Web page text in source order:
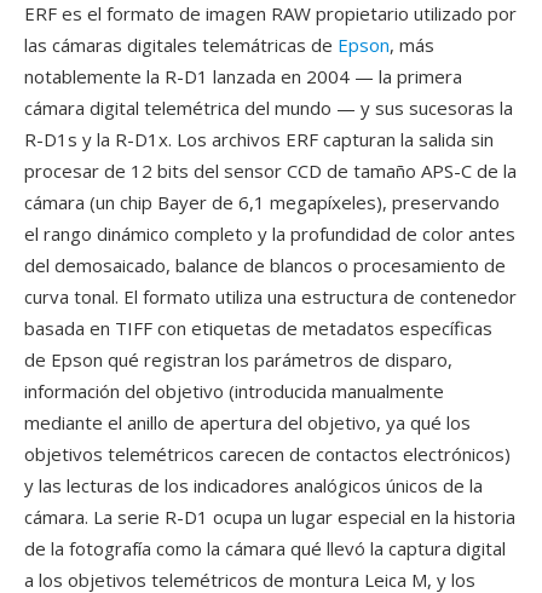
ERF es el formato de imagen RAW propietario utilizado por
las cámaras digitales telemátricas de Epson, más
notablemente la R-D1 lanzada en 2004 — la primera
cámara digital telemétrica del mundo — y sus sucesoras la
R-D1s y la R-D1x. Los archivos ERF capturan la salida sin
procesar de 12 bits del sensor CCD de tamaño APS-C de la
cámara (un chip Bayer de 6,1 megapíxeles), preservando
el rango dinámico completo y la profundidad de color antes
del demosaicado, balance de blancos o procesamiento de
curva tonal. El formato utiliza una estructura de contenedor
basada en TIFF con etiquetas de metadatos específicas
de Epson qué registran los parámetros de disparo,
información del objetivo (introducida manualmente
mediante el anillo de apertura del objetivo, ya qué los
objetivos telemétricos carecen de contactos electrónicos)
y las lecturas de los indicadores analógicos únicos de la
cámara. La serie R-D1 ocupa un lugar especial en la historia
de la fotografía como la cámara qué llevó la captura digital
a los objetivos telemétricos de montura Leica M, y los